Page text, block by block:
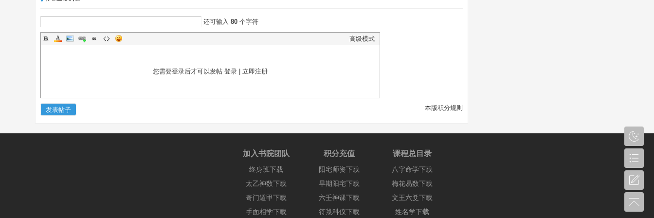
持
學
还可输入 80 个字符
高级模式
您需要登录后才可以发帖 登录 立即注册
本版积分规则
发表帖子
加入书院团队
终身班下载
太乙神数下载
奇门遁甲下载
手面相学下载
积分充值
阳宅师资下载
早期阳宅下载
六壬神课下载
符箓科仪下载
课程总目录
八字命学下载
梅花易数下载
文王六爻下载
姓名学下载